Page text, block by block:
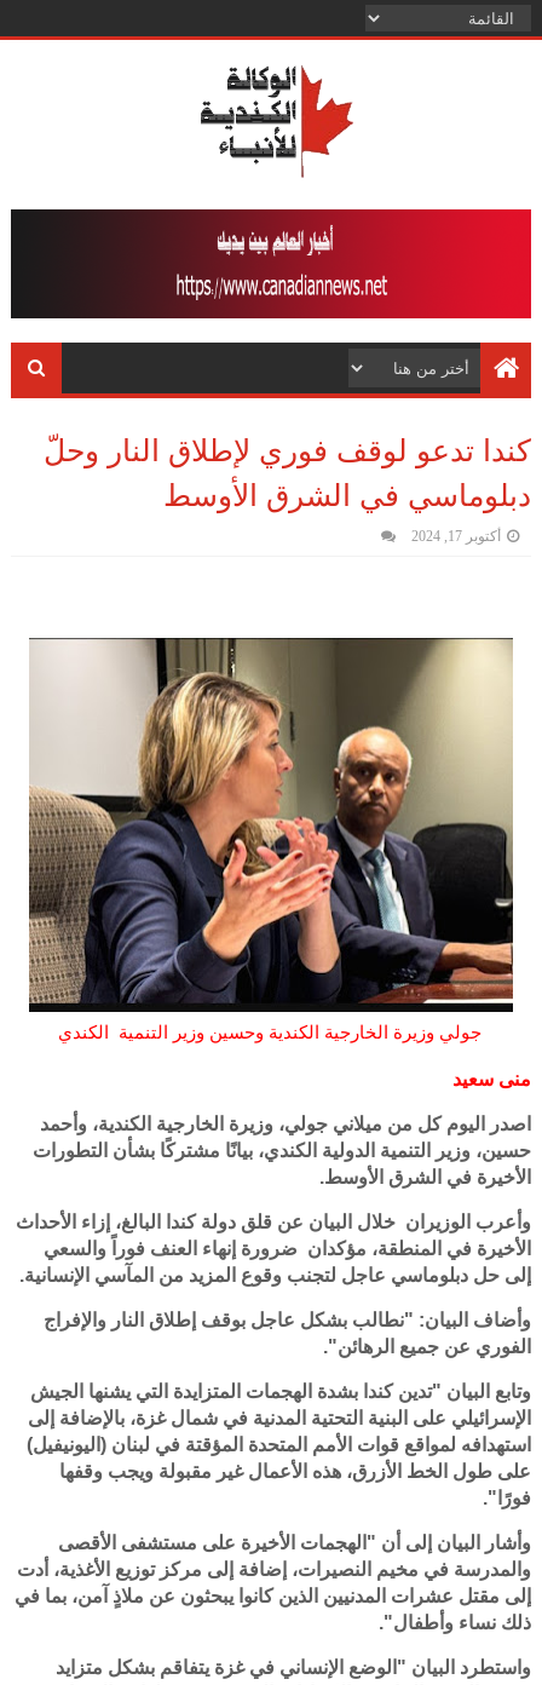
كندا تدعو لوقف فوري لإطلاق النار وحلّ
دبلوماسي في الشرق الأوسط
أكتوبر 17, 2024
جولي وزيرة الخارجية الكندية وحسين وزير التنمية الكندي
منى سعيد
اصدر اليوم كل من ميلاني جولي، وزيرة الخارجية الكندية، وأحمد
حسين، وزير التنمية الدولية الكندي، بيانًا مشتركًا بشأن التطورات
الأخيرة في الشرق الأوسط.
وأعرب الوزيران خلال البيان عن قلق دولة كندا البالغ، إزاء الأحداث
الأخيرة في المنطقة، مؤكدان ضرورة إنهاء العنف فوراً والسعي
إلى حل دبلوماسي عاجل لتجنب وقوع المزيد من المآسي الإنسانية.
وأضاف البيان: "نطالب بشكل عاجل بوقف إطلاق النار والإفراج
الفوري عن جميع الرهائن".
وتابع البيان "تدين كندا بشدة الهجمات المتزايدة التي يشنها الجيش
الإسرائيلي على البنية التحتية المدنية في شمال غزة، بالإضافة إلى
استهدافه لمواقع قوات الأمم المتحدة المؤقتة في لبنان (اليونيفيل)
على طول الخط الأزرق، هذه الأعمال غير مقبولة ويجب وقفها
فورًا".
وأشار البيان إلى أن "الهجمات الأخيرة على مستشفى الأقصى
والمدرسة في مخيم النصيرات، إضافة إلى مركز توزيع الأغذية، أدت
إلى مقتل عشرات المدنيين الذين كانوا يبحثون عن ملاذٍ آمن، بما في
ذلك نساء وأطفال".
واستطرد البيان "الوضع الإنساني في غزة يتفاقم بشكل متزايد